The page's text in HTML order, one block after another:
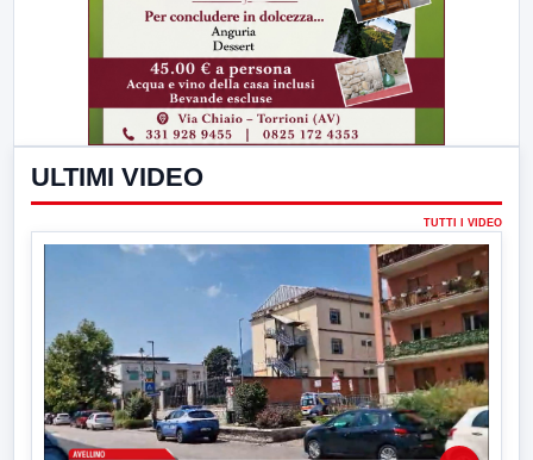
ULTIMI VIDEO
TUTTI I VIDEO